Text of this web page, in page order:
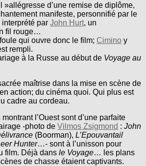
»allégresse d’une remise de diplôme,
manifeste, personnifié par le
par John Hurt, un
fil rouge…
qui ouvre donc le film; Cimino y
rempli.
à la Russe au début de Voyage au
maîtrise dans la mise en scène de
action; du cinéma quoi. Qui plus est
cadre au cordeau.
l’Ouest sont d’une parfaite
-photo de Vilmos Zsigmond : John
(Boorman), L’Epouvantail
Hunter…- sont à l’unisson pour
film. Déjà dans le Voyage… les plans
de chasse étaient captivants.